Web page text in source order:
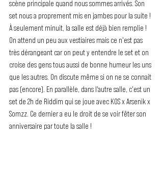
scène principale quand nous sommes arrivés. Son
set nous a proprement mis en jambes pour la suite !
À seulement minuit, la salle est déjà bien remplie !
On attend un peu aux vestiaires mais ce n'est pas
très dérangeant car on peut y entendre le set et on
croise des gens tous aussi de bonne humeur les uns
que les autres. On discute même si on ne se connait
pas (encore). En parallèle, dans l'autre salle, c'est un
set de 2h de Riddim qui se joue avec KOS x Arsenik x
Somzz. Ce dernier a eu le droit de se voir fêter son
anniversaire par toute la salle !